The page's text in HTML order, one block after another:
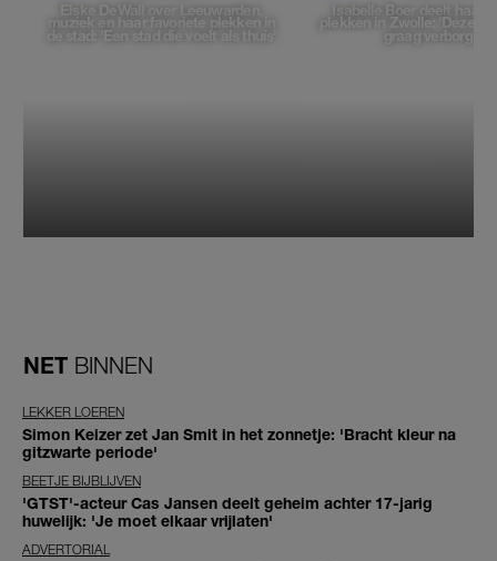
Elske DeWall over Leeuwarden,
muziek en haar favoriete plekken in
de stad: 'Een stad die voelt als thuis'
Isabelle Boer deelt haar
plekken in Zwolle: 'Deze
graag verborgen'
NET BINNEN
LEKKER LOEREN
Simon Keizer zet Jan Smit in het zonnetje: 'Bracht kleur na
gitzwarte periode'
BEETJE BIJBLIJVEN
'GTST'-acteur Cas Jansen deelt geheim achter 17-jarig
huwelijk: 'Je moet elkaar vrijlaten'
ADVERTORIAL